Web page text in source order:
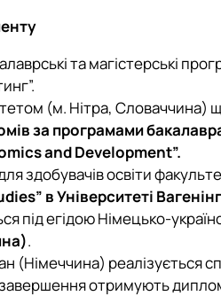
та магістерські
(м. Нітра, Словаччина)
за програмами
and Development”.
здобувачів освіти
в Університеті
під егідою Німецько-
.
(Німеччина) реалізується
завершення отримують